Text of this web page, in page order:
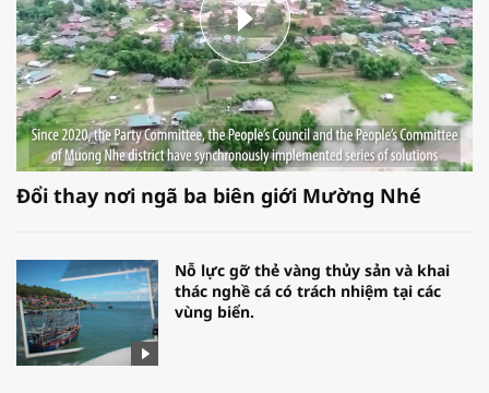
Đổi thay nơi ngã ba biên giới Mường Nhé
Nỗ lực gỡ thẻ vàng thủy sản và khai
thác nghề cá có trách nhiệm tại các
vùng biển.